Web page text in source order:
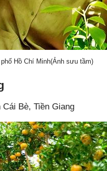
Hồ Chí Minh(Ảnh sưu tầm)
Bè, Tiền Giang